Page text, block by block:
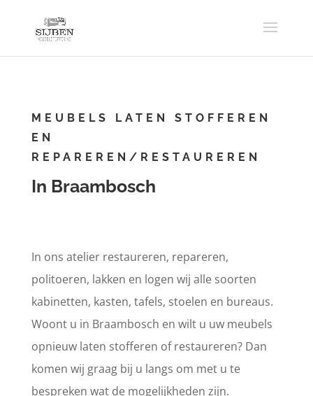
MEUBELS LATEN STOFFEREN
EN
REPAREREN/RESTAUREREN
In Braambosch
In ons atelier restaureren, repareren,
politoeren, lakken en logen wij alle soorten
kabinetten, kasten, tafels, stoelen en bureaus.
Woont u in Braambosch en wilt u uw meubels
opnieuw laten stofferen of restaureren? Dan
komen wij graag bij u langs om met u te
bespreken wat de mogelijkheden zijn.